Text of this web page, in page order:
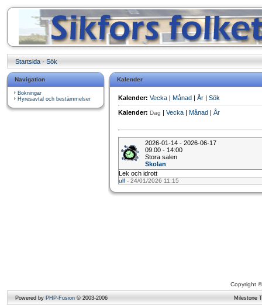
Startsida · Sök
Navigation
Bokningar
Hyresavtal och bestämmelser
Kalender
Kalender: Vecka | Månad | År | Sök
Kalender: Dag | Vecka | Månad | År
2026-01-14 - 2026-06-17
09:00 - 14:00
Stora salen
Skolan
Lek och idrott
ulf - 24/01/2026 11:15
Copyright
Powered by PHP-Fusion © 2003-2006 Milestone